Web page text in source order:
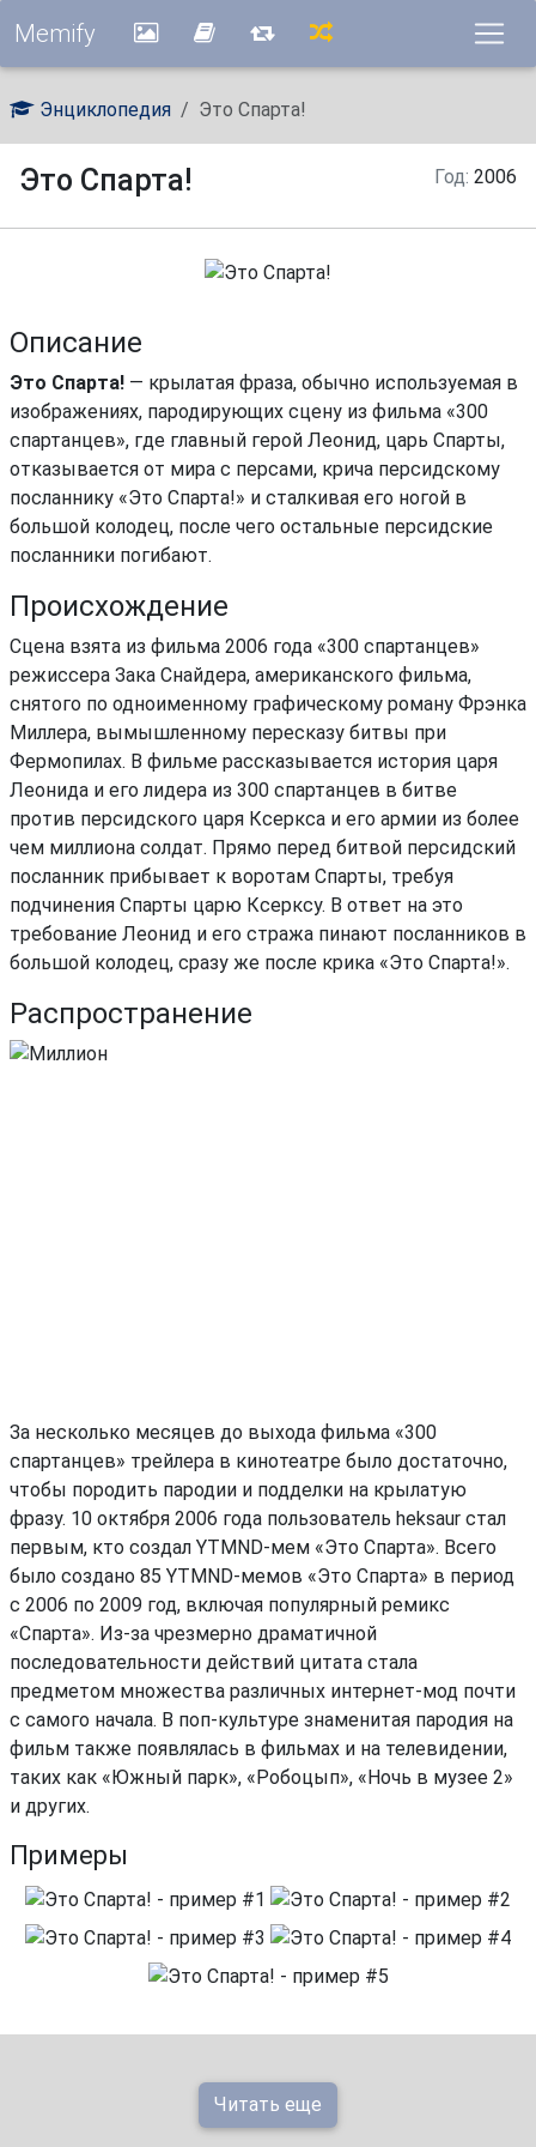
Memify
Энциклопедия Это Спарта!
Это Спарта! Год: 2006
Описание
Это Спарта! — крылатая фраза, обычно используемая в
изображениях, пародирующих сцену из фильма «300
спартанцев», где главный герой Леонид, царь Спарты,
отказывается от мира с персами, крича персидскому
посланнику «Это Спарта!» и сталкивая его ногой в
большой колодец, после чего остальные персидские
посланники погибают.
Происхождение
Сцена взята из фильма 2006 года «300 спартанцев»
режиссера Зака Снайдера, американского фильма,
снятого по одноименному графическому роману Фрэнка
Миллера, вымышленному пересказу битвы при
Фермопилах. В фильме рассказывается история царя
Леонида и его лидера из 300 спартанцев в битве
против персидского царя Ксеркса и его армии из более
чем миллиона солдат. Прямо перед битвой персидский
посланник прибывает к воротам Спарты, требуя
подчинения Спарты царю Ксерксу. В ответ на это
требование Леонид и его стража пинают посланников в
большой колодец, сразу же после крика «Это Спарта!».
Распространение
За несколько месяцев до выхода фильма «300
спартанцев» трейлера в кинотеатре было достаточно,
чтобы породить пародии и подделки на крылатую
фразу. 10 октября 2006 года пользователь heksaur стал
первым, кто создал YTMND-мем «Это Спарта». Всего
было создано 85 YTMND-мемов «Это Спарта» в период
с 2006 по 2009 год, включая популярный ремикс
«Спарта». Из-за чрезмерно драматичной
последовательности действий цитата стала
предметом множества различных интернет-мод почти
с самого начала. В поп-культуре знаменитая пародия на
фильм также появлялась в фильмах и на телевидении,
таких как «Южный парк», «Робоцып», «Ночь в музее 2»
и других.
Примеры
Читать еще